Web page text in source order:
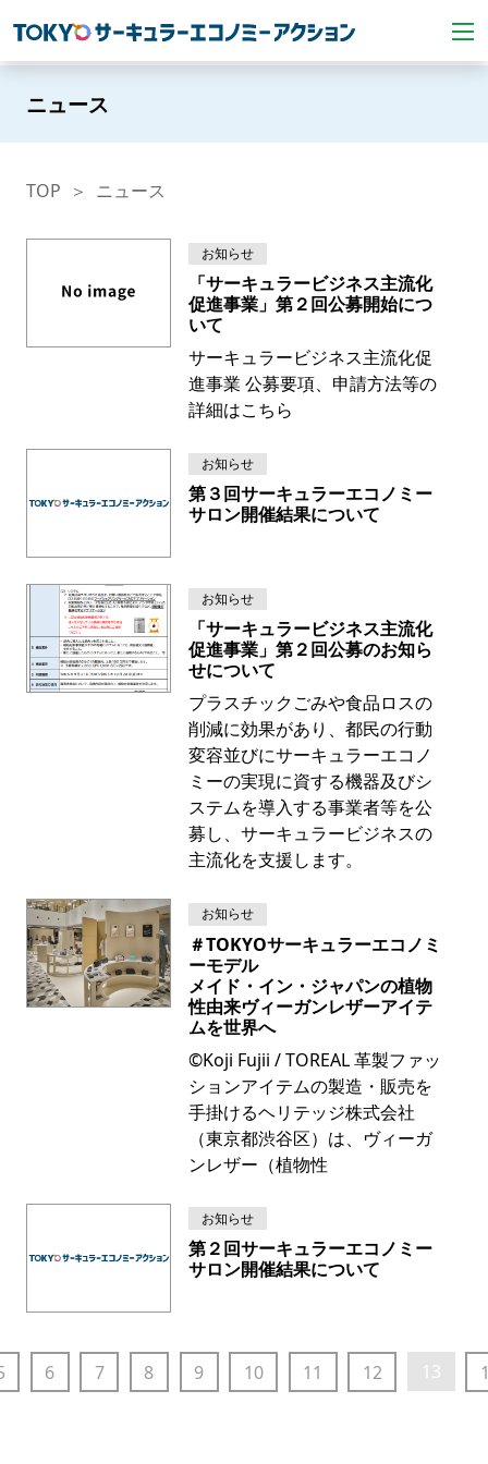
ニュース
TOP ニュース
お知らせ
「サーキュラービジネス主流化
促進事業」第２回公募開始につ
いて
サーキュラービジネス主流化促
進事業 公募要項、申請方法等の
詳細はこちら
お知らせ
第３回サーキュラーエコノミー
サロン開催結果について
お知らせ
「サーキュラービジネス主流化
促進事業」第２回公募のお知ら
せについて
プラスチックごみや食品ロスの
削減に効果があり、都民の行動
変容並びにサーキュラーエコノ
ミーの実現に資する機器及びシ
ステムを導入する事業者等を公
募し、サーキュラービジネスの
主流化を支援します。
お知らせ
＃TOKYOサーキュラーエコノミ
ーモデル
メイド・イン・ジャパンの植物
性由来ヴィーガンレザーアイテ
ムを世界へ
©Koji Fujii / TOREAL 革製ファッ
ションアイテムの製造・販売を
手掛けるヘリテッジ株式会社
（東京都渋谷区）は、ヴィーガ
ンレザー（植物性
お知らせ
第２回サーキュラーエコノミー
サロン開催結果について
6 7 8 9 10 11 12 13